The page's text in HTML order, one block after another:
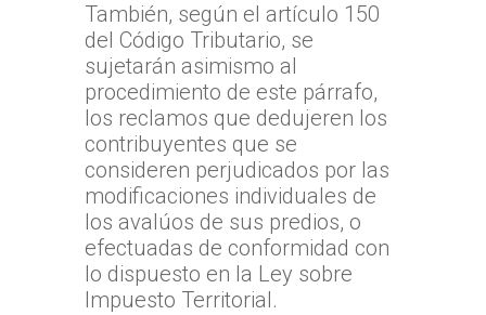
También, según el artículo 150
del Código Tributario, se
sujetarán asimismo al
procedimiento de este párrafo,
los reclamos que dedujeren los
contribuyentes que se
consideren perjudicados por las
modificaciones individuales de
los avalúos de sus predios, o
efectuadas de conformidad con
lo dispuesto en la Ley sobre
Impuesto Territorial.